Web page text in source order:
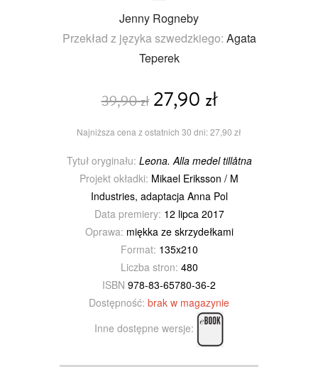
Jenny Rogneby
Przekład z języka szwedzkiego: Agata
Teperek
39,90 zł27,90 zł
Najniższa cena z ostatnich 30 dni: 27,90 zł
Tytuł oryginału: Leona. Alla medel tillåtna
Projekt okładki: Mikael Eriksson / M
Industries, adaptacja Anna Pol
Data premiery: 12 lipca 2017
Oprawa: miękka ze skrzydełkami
Format: 135x210
Liczba stron: 480
ISBN 978-83-65780-36-2
Dostępność: brak w magazynie
Inne dostępne wersje: